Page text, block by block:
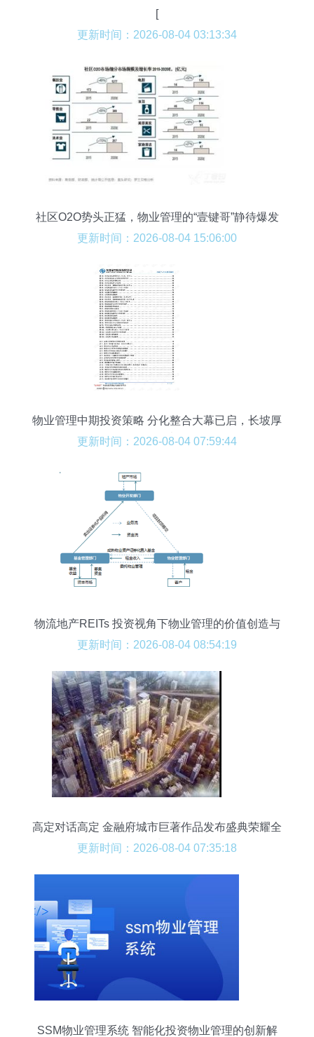
[
更新时间：2026-08-04 03:13:34
社区O2O势头正猛，物业管理的“壹键哥”静待爆发
更新时间：2026-08-04 15:06:00
物业管理中期投资策略 分化整合大幕已启，长坡厚
雪仍可乐观
更新时间：2026-08-04 07:59:44
物流地产REITs 投资视角下物业管理的价值创造与
运作逻辑
更新时间：2026-08-04 08:54:19
高定对话高定 金融府城市巨著作品发布盛典荣耀全
城
更新时间：2026-08-04 07:35:18
SSM物业管理系统 智能化投资物业管理的创新解